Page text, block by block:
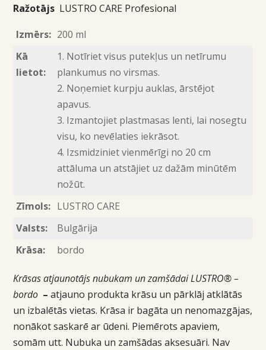
Ražotājs LUSTRO CARE Profesional
Izmērs: 200 ml
Kā
lietot:
1. Notīriet visus putekļus un netīrumu
plankumus no virsmas.
2. Noņemiet kurpju auklas, ārstējot
apavus.
3. Izmantojiet plastmasas lenti, lai nosegtu
visu, ko nevēlaties iekrāsot.
4. Izsmidziniet vienmērīgi no 20 cm
attāluma un atstājiet uz dažām minūtēm
nožūt.
Zīmols: LUSTRO CARE
Valsts:
Bulgārija
Krāsa:
bordo
Krāsas atjaunotājs nubukam un zamšādai LUSTRO® –
bordo –atjauno produkta krāsu un pārklāj atklātās
un izbalētās vietas. Krāsa ir bagāta un nenomazgājas,
nonākot saskarē ar ūdeni. Piemērots apaviem,
somām utt. Nubuka un zamšādas aksesuāri. Nav